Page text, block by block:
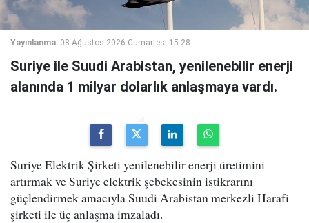
Yayınlanma: 08 Ağustos 2026 Cumartesi 15:28
Suriye ile Suudi Arabistan, yenilenebilir enerji
alanında 1 milyar dolarlık anlaşmaya vardı.
Suriye Elektrik Şirketi yenilenebilir enerji üretimini
artırmak ve Suriye elektrik şebekesinin istikrarını
güçlendirmek amacıyla Suudi Arabistan merkezli Harafi
şirketi ile üç anlaşma imzaladı.